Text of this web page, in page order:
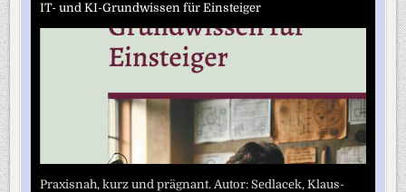
IT- und KI-Grundwissen für Einsteiger
Praxisnah, kurz und prägnant. Autor: Sedlacek, Klaus-